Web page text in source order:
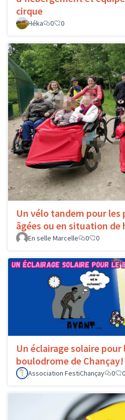
cirque
Héka 0 0
Un vélo tandem pour les
âgées ou en situation de
En selle Marcelle
0 0
Un éclairage solaire pour
boulodrome de Chançay!
Association FestiChançay
0 0